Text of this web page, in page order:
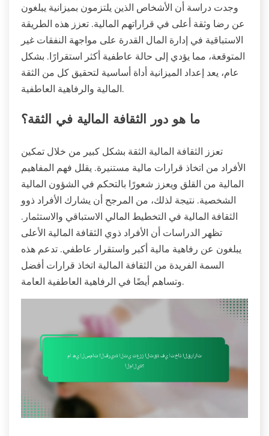
وجدت دراسة أن الأشخاص الذين يلتزمون بميزانية يبلغون
عن رضا وثقة أعلى في قراراتهم المالية. تعزز هذه الطريقة
الاستباقية في إدارة المال القدرة على مواجهة النفقات غير
المتوقعة، مما يؤدي إلى حالة عاطفية أكثر استقرارًا. بشكل
عام، يعد إعداد الميزانية أداة أساسية لتحقيق كل من الثقة
المالية والرفاهية العاطفية.
ما هو دور الثقافة المالية في الثقة؟
تعزز الثقافة المالية الثقة بشكل كبير من خلال تمكين
الأفراد من اتخاذ قرارات مالية مستنيرة. يقلل فهم المفاهيم
المالية من القلق ويعزز شعورًا بالتحكم في الشؤون المالية
الشخصية. نتيجة لذلك، من المرجح أن يشارك الأفراد ذوو
الثقافة المالية في التخطيط المالي الاستباقي والاستثمار.
تظهر الدراسات أن الأفراد ذوي الثقافة المالية الأعلى
يبلغون عن رفاهية مالية أكبر واستقرار عاطفي. تدعم هذه
السمة الفريدة من الثقافة المالية اتخاذ قرارات أفضل
وتساهم أيضًا في الرفاهية العاطفية العامة.